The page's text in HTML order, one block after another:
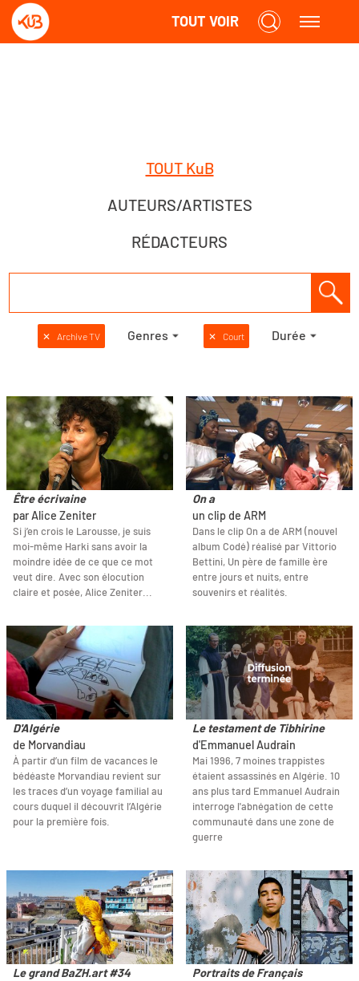
TOUT VOIR
TOUT KuB
AUTEURS/ARTISTES
RÉDACTEURS
✕ Archive TV Genres ✕ Court Durée
Être écrivaine
par Alice Zeniter
Si j’en crois le Larousse, je suis
moi-même Harki sans avoir la
moindre idée de ce que ce mot
veut dire. Avec son élocution
claire et posée, Alice Zeniter...
On a
un clip de ARM
Dans le clip On a de ARM (nouvel
album Codé) réalisé par Vittorio
Bettini, Un père de famille ère
entre jours et nuits, entre
souvenirs et réalités.
D'Algérie
de Morvandiau
À partir d’un film de vacances le
bédéaste Morvandiau revient sur
les traces d’un voyage familial au
cours duquel il découvrit l’Algérie
pour la première fois.
Le testament de Tibhirine
d'Emmanuel Audrain
Mai 1996, 7 moines trappistes
étaient assassinés en Algérie. 10
ans plus tard Emmanuel Audrain
interroge l'abnégation de cette
communauté dans une zone de
guerre
Le grand BaZH.art #34
Portraits de Français